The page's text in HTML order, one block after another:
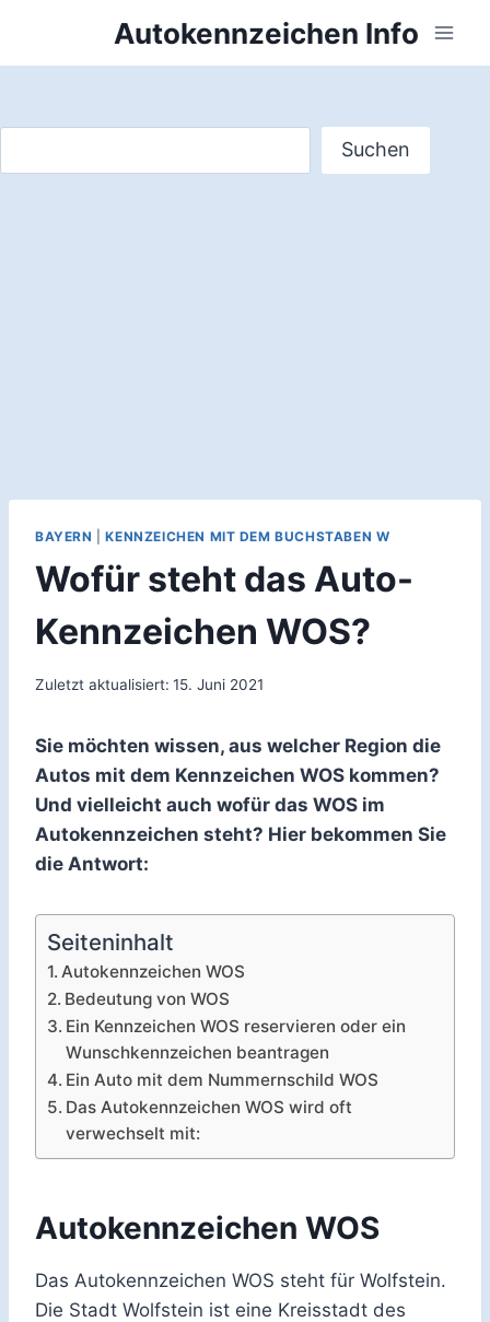
springen
Autokennzeichen Info
Suchen
BAYERN |KENNZEICHEN MIT DEM BUCHSTABEN W
Wofür steht das Auto-
Kennzeichen WOS?
Zuletzt aktualisiert: 15. Juni 2021
Sie möchten wissen, aus welcher Region die
Autos mit dem Kennzeichen WOS kommen?
Und vielleicht auch wofür das WOS im
Autokennzeichen steht? Hier bekommen Sie
die Antwort:
Seiteninhalt
Autokennzeichen WOS
Bedeutung von WOS
Ein Kennzeichen WOS reservieren oder ein
Wunschkennzeichen beantragen
Ein Auto mit dem Nummernschild WOS
Das Autokennzeichen WOS wird oft
verwechselt mit:
Autokennzeichen WOS
Das Autokennzeichen WOS steht für Wolfstein.
Die Stadt Wolfstein ist eine Kreisstadt des